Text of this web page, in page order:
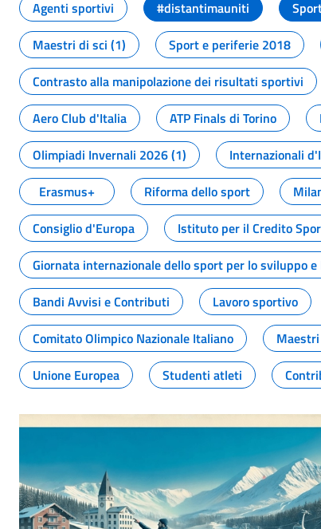
Agenti sportivi
#distantimauniti
Maestri di sci (1)
Sport e periferie 2018
Contrasto alla manipolazione dei risultati sportivi
Aero Club d'Italia
ATP Finals di Torino
Olimpiadi Invernali 2026 (1)
Internazionali
Erasmus+
Riforma dello sport
Consiglio d'Europa
Istituto per il Credito
Giornata internazionale dello sport per lo sviluppo e
Bandi Avvisi e Contributi
Lavoro sportivo
Comitato Olimpico Nazionale Italiano
Unione Europea
Studenti atleti